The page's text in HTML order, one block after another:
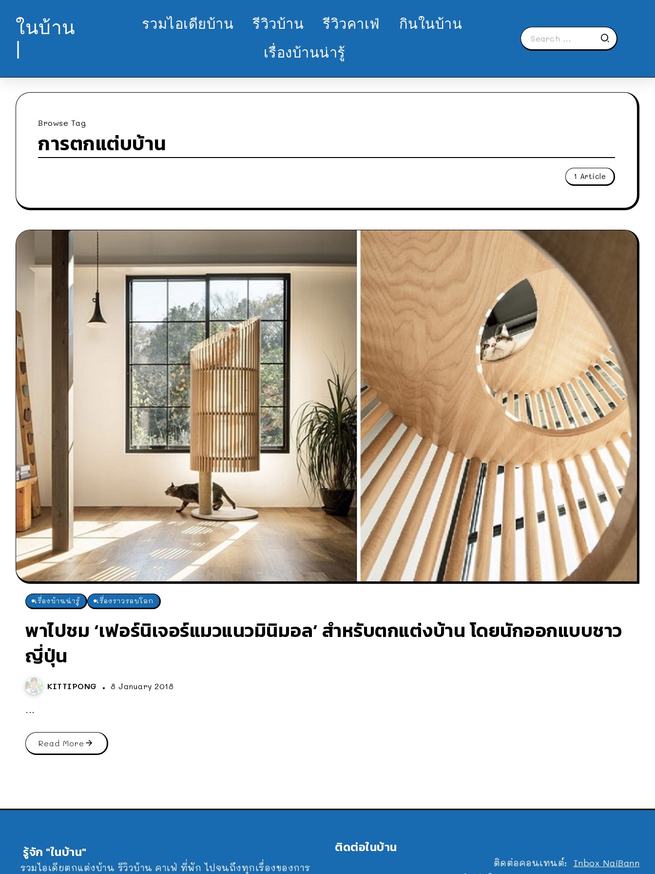
ในบ้าน
|
รวมไอเดียบ้าน รีวิวบ้าน รีวิวคาเฟ่
กินในบ้าน
เรื่องบ้านน่ารู้
Browse Tag
การตกแต่บบ้าน
1 Article
เรื่องบ้านน่ารู้ เรื่องราวรอบโลก
พาไปชม ‘เฟอร์นิเจอร์แมวแนวมินิมอล’ สำหรับตกแต่งบ้าน โดยนักออกแบบชาว
ญี่ปุ่น
KITTIPONG 8 January 2018
...
Read More
รู้จัก "ในบ้าน"
รวมไอเดียตกแต่งบ้าน รีวิวบ้าน คาเฟ่ ที่พัก ไปจนถึงทุกเรื่องของการ
ติดต่อในบ้าน
ติดต่อคอนเทนต์: Inbox NaiBann